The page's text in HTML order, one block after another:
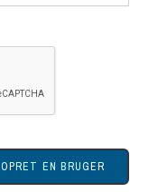
OPRET EN BRUGER